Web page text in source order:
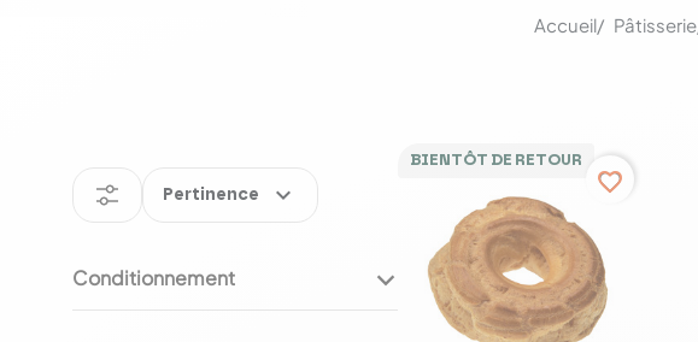
Accueil Pâtisserie
Pertinence expand_more
Conditionnement
BIENTÔT DE RETOUR
favorite_border